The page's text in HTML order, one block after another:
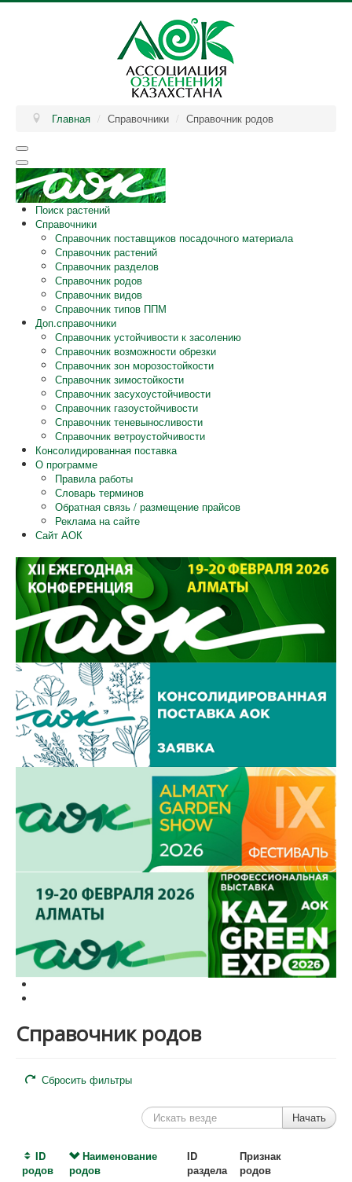
Главная / Справочники / Справочник родов
Поиск растений
Справочники
Справочник поставщиков посадочного материала
Справочник растений
Справочник разделов
Справочник родов
Справочник видов
Справочник типов ППМ
Доп.справочники
Справочник устойчивости к засолению
Справочник возможности обрезки
Справочник зон морозостойкости
Справочник зимостойкости
Справочник засухоустойчивости
Справочник газоустойчивости
Справочник теневыносливости
Справочник ветроустойчивости
Консолидированная поставка
О программе
Правила работы
Словарь терминов
Обратная связь / размещение прайсов
Реклама на сайте
Сайт АОК
Справочник родов
Сбросить фильтры
ID
родов
Наименование
родов
ID
раздела
Признак
родов